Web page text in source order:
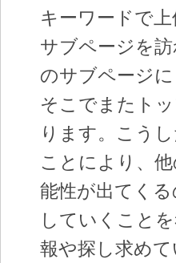
キーワードで
サブページを
のサブページ
そこでまたト
ります。こう
ことにより、
能性が出てく
していくこと
報や探し求め